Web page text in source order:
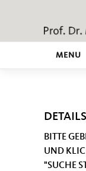
MENU
BITTE
UND
SUCHE